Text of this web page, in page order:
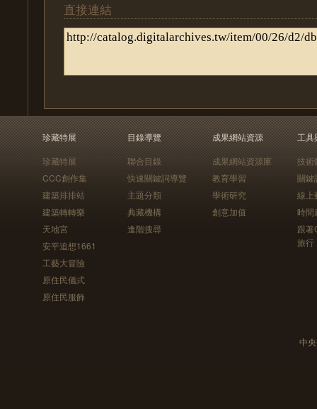
直接連結
珍藏特展
珍藏特展
CCC創作集
建築排排站
建築轉轉樂
天地宮
安平追想1661
工藝大冒險
原住民儀式
原住民服飾
目錄導覽
聯合目錄
快速關鍵詞導覽
主題分類
典藏機構
進階搜尋
成果網站資源
成果網站資源庫
教育學習
學術研究
創意加值
工具
技術
關鍵
線上
時間
跟
旅行
中